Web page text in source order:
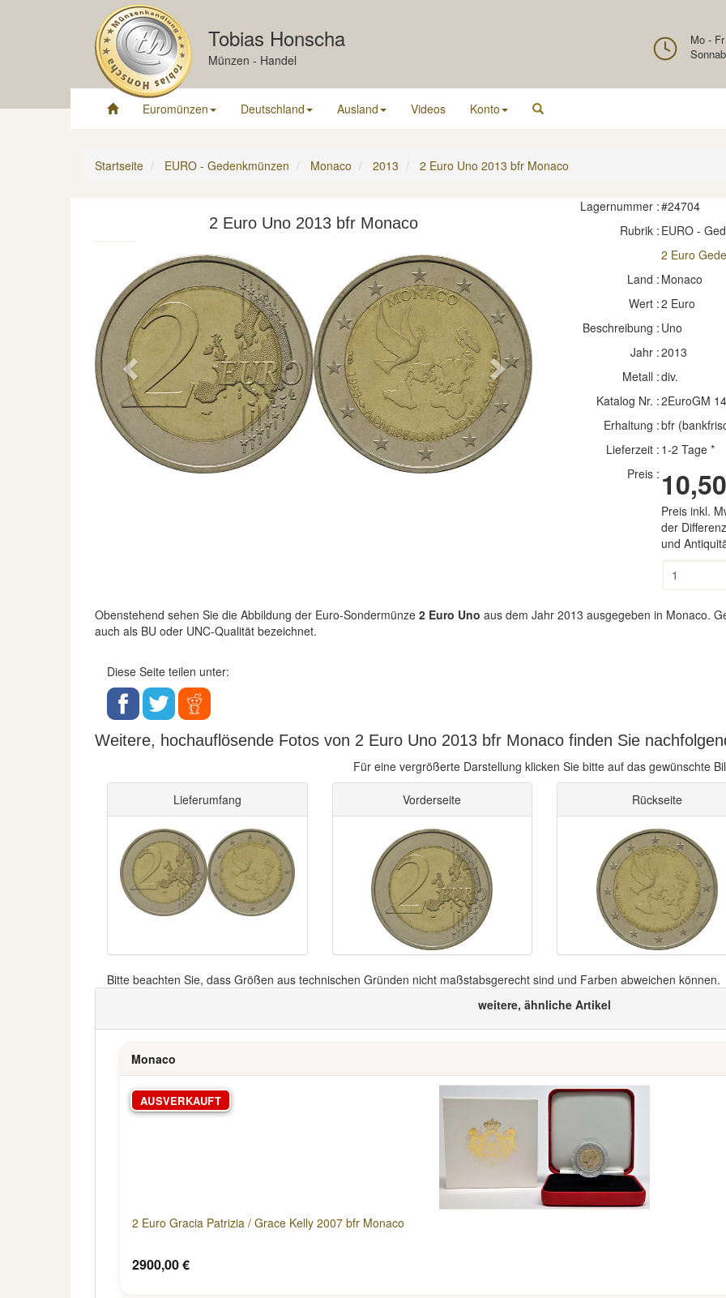
Tobias Honscha
Münzen - Handel
Mo -
Euromünzen Deutschland Ausland Videos Konto
Startseite EURO - Gedenkmünzen Monaco 2013 2 Euro Uno 2013 bfr Monaco
2 Euro Uno 2013 bfr Monaco
Previous Next
Lagernummer :#24704
Rubrik : EURO -
2 Euro
Land : Monaco
Wert :2 Euro
Beschreibung : Uno
Jahr :2013
Metall :div.
Katalog Nr. :2EuroGM
Erhaltung :bfr
Lieferzeit : 1-2 Tage *
Preis :
Preis inkl.
der
und
Obenstehend sehen Sie die Abbildung der Euro-Sondermünze 2 Euro Uno aus dem Jahr 2013 ausgegeben in Monaco.
auch als BU oder UNC-Qualität bezeichnet.
Diese Seite teilen unter:
Weitere, hochauflösende Fotos von 2 Euro Uno 2013 bfr Monaco finden Sie
Für eine vergrößerte Darstellung klicken Sie bitte auf das gewünschte
Lieferumfang Vorderseite Rückseite
Bitte beachten Sie, dass Größen aus technischen Gründen nicht maßstabsgerecht sind und Farben abweichen können.
weitere, ähnliche Artikel
Monaco
AUSVERKAUFT
2 Euro Gracia Patrizia / Grace Kelly 2007 bfr Monaco
2900,00 €